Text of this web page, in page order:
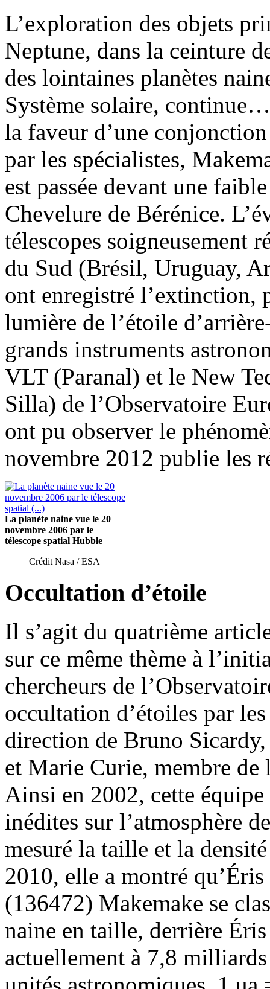
L’exploration des objets
Neptune, dans la ceinture
des lointaines planètes
Système solaire,
la faveur d’une
par les spécialistes,
est passée devant une
Chevelure de Bérénice.
télescopes soigneusement
du Sud (Brésil, Uruguay,
ont enregistré l’extinction,
lumière de l’étoile
grands instruments
VLT (Paranal) et le New
Silla) de l’Observatoire
ont pu observer le
novembre 2012 publie les
La planète naine vue le 20
novembre 2006 par le
télescope spatial Hubble
Crédit Nasa / ESA
Occultation d’étoile
Il s’agit du quatrième
sur ce même thème à
chercheurs de
occultation d’étoiles par
direction de Bruno
et Marie Curie, membre
Ainsi en 2002, cette
inédites sur l’atmosphère
mesuré la taille et la
2010, elle a montré
(136472) Makemake se
naine en taille, derrière
actuellement à 7,8